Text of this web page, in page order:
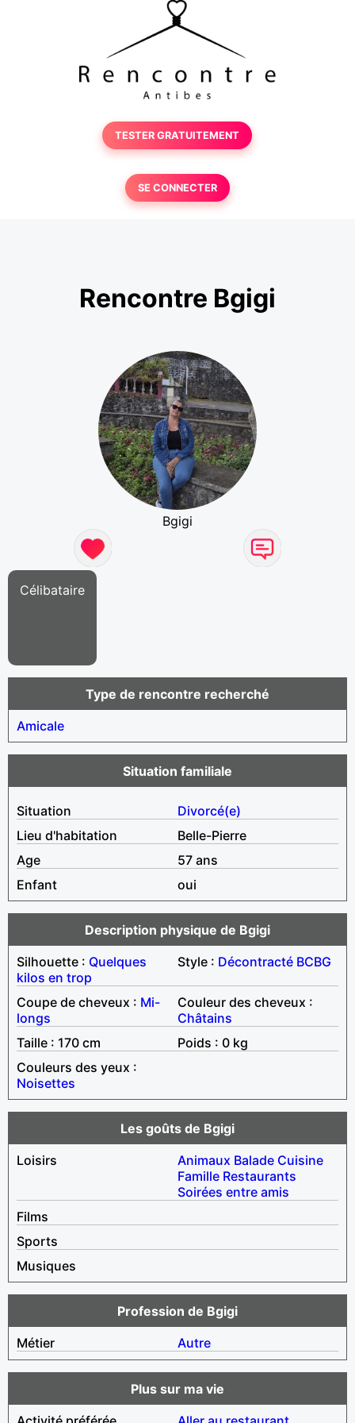
TESTER GRATUITEMENT
SE CONNECTER
Rencontre Bgigi
Bgigi
Célibataire
Type de rencontre recherché
Amicale
Situation familiale
Situation
Divorcé(e)
Lieu d'habitation
Belle-Pierre
Age
57 ans
Enfant
oui
Description physique de Bgigi
Silhouette : Quelques
kilos en trop
Style : Décontracté BCBG
Coupe de cheveux : Mi-
longs
Couleur des cheveux :
Châtains
Taille : 170 cm
Poids : 0 kg
Couleurs des yeux :
Noisettes
Les goûts de Bgigi
Loisirs
Animaux Balade Cuisine
Famille Restaurants
Soirées entre amis
Films
Sports
Musiques
Profession de Bgigi
Métier
Autre
Plus sur ma vie